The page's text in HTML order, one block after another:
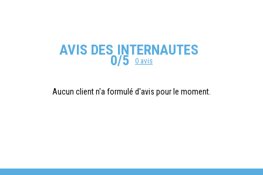
AVIS DES INTERNAUTES
0/5 0 avis
Aucun client n'a formulé d'avis pour le moment.